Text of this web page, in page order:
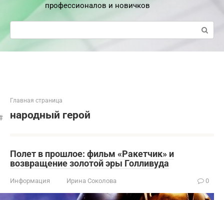
профессионалов и новичков
Поиск:
Главная страница
народный герой
Полет в прошлое: фильм «Ракетчик» и
возвращение золотой эры Голливуда
Информация Ирина Соколова 0